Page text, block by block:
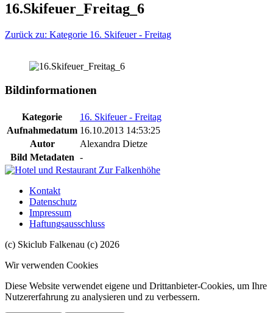
16.Skifeuer_Freitag_6
Zurück zu: Kategorie 16. Skifeuer - Freitag
Bildinformationen
Kategorie
16. Skifeuer - Freitag
Aufnahmedatum 16.10.2013 14:53:25
Autor
Alexandra Dietze
Bild Metadaten -
Kontakt
Datenschutz
Impressum
Haftungsausschluss
(c) Skiclub Falkenau (c) 2026
Wir verwenden Cookies
Diese Website verwendet eigene und Drittanbieter-Cookies, um Ihre
Nutzererfahrung zu analysieren und zu verbessern.